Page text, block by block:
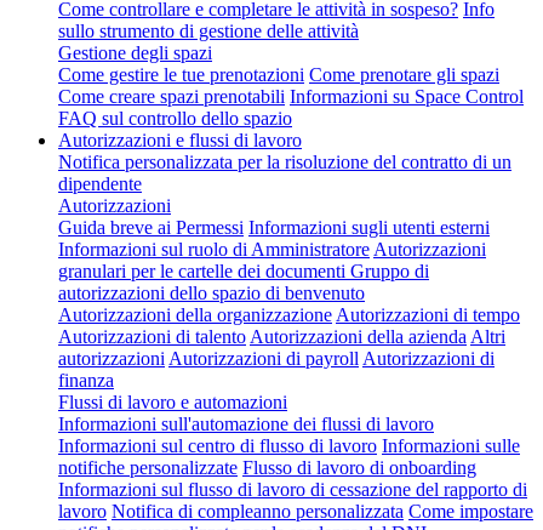
Come controllare e completare le attività in sospeso? Info
sullo strumento di gestione delle attività
Gestione degli spazi
Come gestire le tue prenotazioni Come prenotare gli spazi
Come creare spazi prenotabili Informazioni su Space Control
FAQ sul controllo dello spazio
Autorizzazioni e flussi di lavoro
Notifica personalizzata per la risoluzione del contratto di un
dipendente
Autorizzazioni
Guida breve ai Permessi Informazioni sugli utenti esterni
Informazioni sul ruolo di Amministratore Autorizzazioni
granulari per le cartelle dei documenti Gruppo di
autorizzazioni dello spazio di benvenuto
Autorizzazioni della organizzazione Autorizzazioni di tempo
Autorizzazioni di talento Autorizzazioni della azienda Altri
autorizzazioni Autorizzazioni di payroll Autorizzazioni di
finanza
Flussi di lavoro e automazioni
Informazioni sull'automazione dei flussi di lavoro
Informazioni sul centro di flusso di lavoro Informazioni sulle
notifiche personalizzate Flusso di lavoro di onboarding
Informazioni sul flusso di lavoro di cessazione del rapporto di
lavoro Notifica di compleanno personalizzata Come impostare